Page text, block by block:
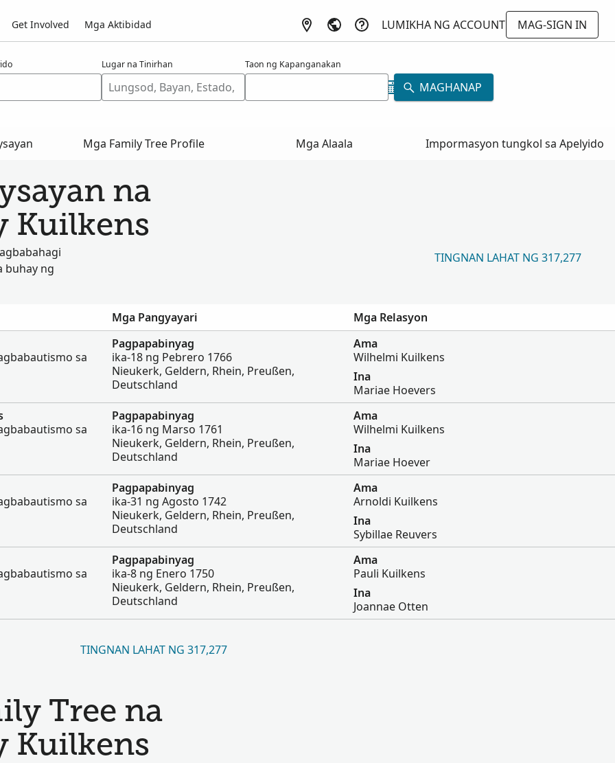
Get Involved Mga Aktibidad LUMIKHA NG ACCOUNT
MAG-SIGN IN
Lugar na Tinirhan Taon ng Kapanganakan
MAGHANAP
Mga Family Tree Profile Mga Alaala Impormasyon tungkol sa Apelyido
na
Kuilkens
buhay ng
TINGNAN LAHAT NG 317,277
Mga Pangyayari
Mga Relasyon
sa
Pagpapabinyag
ika-18 ng Pebrero 1766
Nieukerk, Geldern, Rhein, Preußen,
Deutschland
Ama
Wilhelmi Kuilkens
Ina
Mariae Hoevers
sa
Pagpapabinyag
ika-16 ng Marso 1761
Nieukerk, Geldern, Rhein, Preußen,
Deutschland
Ama
Wilhelmi Kuilkens
Ina
Mariae Hoever
sa
Pagpapabinyag
ika-31 ng Agosto 1742
Nieukerk, Geldern, Rhein, Preußen,
Deutschland
Ama
Arnoldi Kuilkens
Ina
Sybillae Reuvers
sa
Pagpapabinyag
ika-8 ng Enero 1750
Nieukerk, Geldern, Rhein, Preußen,
Deutschland
Ama
Pauli Kuilkens
Ina
Joannae Otten
TINGNAN LAHAT NG 317,277
Tree na
Kuilkens